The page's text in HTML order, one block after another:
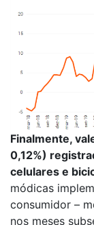
Finalmente,
0,12%)
celulares e
módicas
consumidor –
nos meses